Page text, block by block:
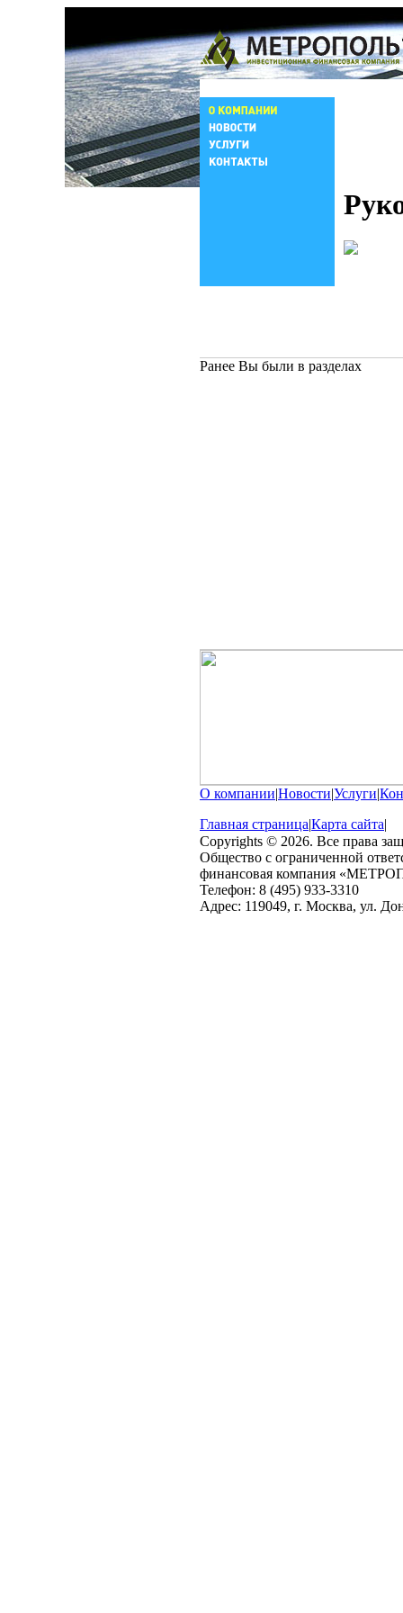
Ранее Вы были в разделах
О компании|Новости|Услуги|
Главная страница|Карта сайта|
Copyrights © 2026. Все права
Общество с ограниченной
финансовая компания
Телефон: 8 (495) 933-3310
Адрес: 119049, г. Москва, ул.